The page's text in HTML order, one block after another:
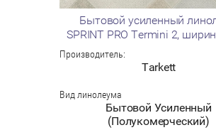
Бытовой усиленный
SPRINT PRO Termini 2,
Производитель:
Tarkett
Вид линолеума
Бытовой Усиленный
(Полукомерческий)